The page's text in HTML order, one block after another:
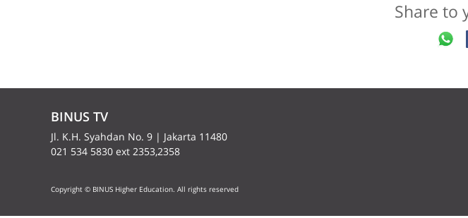
Share to
BINUS TV
Jl. K.H. Syahdan No. 9 | Jakarta 11480
021 534 5830 ext 2353,2358
Copyright © BINUS Higher Education. All rights reserved